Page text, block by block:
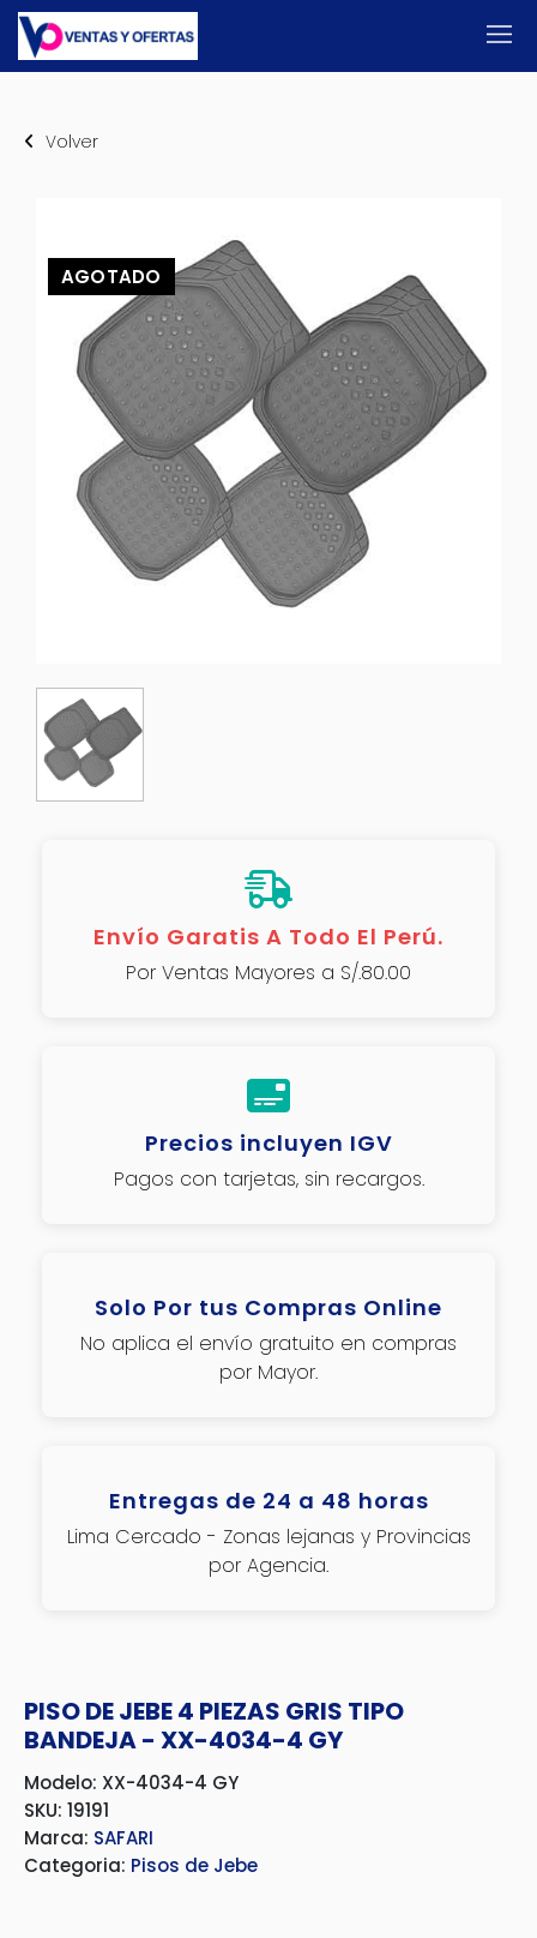
Volver
AGOTADO
Envío Garatis A Todo El Perú.
Por Ventas Mayores a S/.80.00
Precios incluyen IGV
Pagos con tarjetas, sin recargos.
Solo Por tus Compras Online
No aplica el envío gratuito en compras
por Mayor.
Entregas de 24 a 48 horas
Lima Cercado - Zonas lejanas y Provincias
por Agencia.
PISO DE JEBE 4 PIEZAS GRIS TIPO
BANDEJA - XX-4034-4 GY
Modelo: XX-4034-4 GY
SKU: 19191
Marca: SAFARI
Categoria: Pisos de Jebe